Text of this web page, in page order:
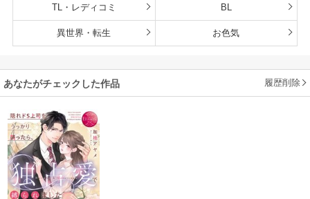
TL・レディコミ BL
異世界・転生 お色気
あなたがチェックした作品 履歴削除